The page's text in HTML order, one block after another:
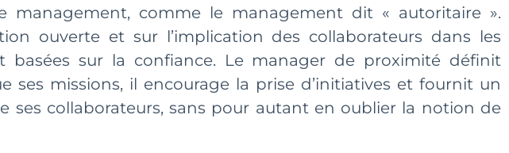
management, comme le management dit « autoritaire ».
ouverte et sur l’implication des collaborateurs dans les
basées sur la confiance. Le manager de proximité définit
missions, il encourage la prise d’initiatives et fournit un
collaborateurs, sans pour autant en oublier la notion de